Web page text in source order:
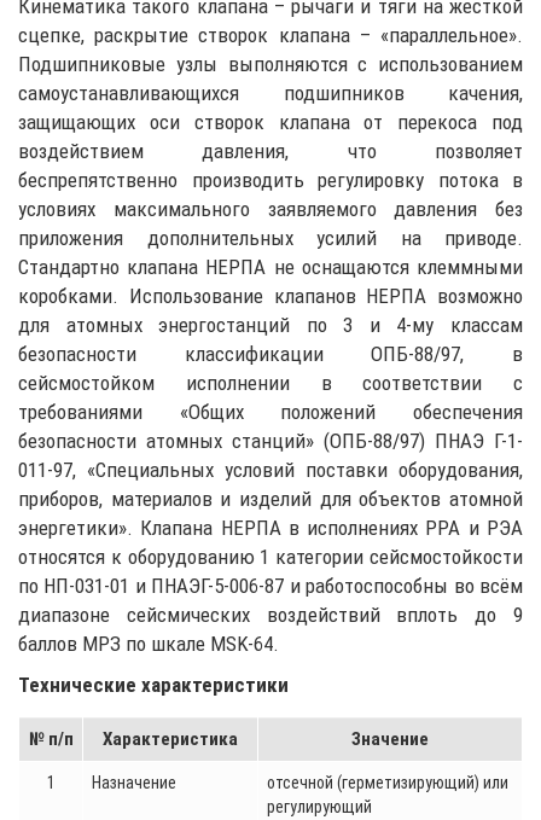
Кинематика такого клапана – рычаги и тяги на жесткой
сцепке, раскрытие створок клапана – «параллельное».
Подшипниковые узлы выполняются с использованием
самоустанавливающихся подшипников качения,
защищающих оси створок клапана от перекоса под
воздействием давления, что позволяет
беспрепятственно производить регулировку потока в
условиях максимального заявляемого давления без
приложения дополнительных усилий на приводе.
Стандартно клапана НЕРПА не оснащаются клеммными
коробками. Использование клапанов НЕРПА возможно
для атомных энергостанций по 3 и 4-му классам
безопасности классификации ОПБ-88/97, в
сейсмостойком исполнении в соответствии с
требованиями «Общих положений обеспечения
безопасности атомных станций» (ОПБ-88/97) ПНАЭ Г-1-
011-97, «Специальных условий поставки оборудования,
приборов, материалов и изделий для объектов атомной
энергетики». Клапана НЕРПА в исполнениях РРА и РЭА
относятся к оборудованию 1 категории сейсмостойкости
по НП-031-01 и ПНАЭГ-5-006-87 и работоспособны во всём
диапазоне сейсмических воздействий вплоть до 9
баллов МРЗ по шкале MSK-64.
Технические характеристики
№ п/п Характеристика Значение
1 Назначение
отсечной (герметизирующий) или
регулирующий